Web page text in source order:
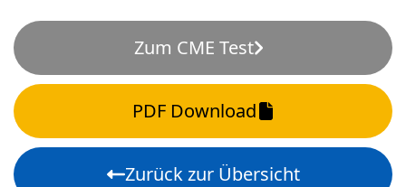
Zum CME Test
PDF Download
Zurück zur Übersicht